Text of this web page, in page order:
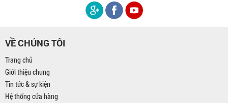
VỀ CHÚNG TÔI
Trang chủ
Giới thiệu chung
Tin tức & sự kiện
Hệ thống cửa hàng